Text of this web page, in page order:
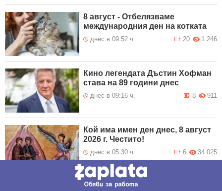
8 август - Отбелязваме
международния ден на котката
днес в 09:52 ч. 1 246
20
Кино легендата Дъстин Хофман
става на 89 години днес
днес в 09:16 ч. 911
8
Кой има имен ден днес, 8 август
2026 г. Честито!
днес в 05:30 ч. 34 025
6
Тайният код на тирето: Какво